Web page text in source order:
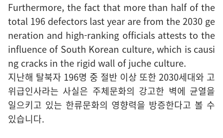
Furthermore, the fact that more than half of the
total 196 defectors last year are from the 2030 ge
neration and high-ranking officials attests to the
influence of South Korean culture, which is causi
ng cracks in the rigid wall of juche culture.
지난해 탈북자 196명 중 절반 이상 또한 2030세대와 고
위급인사라는 사실은 주체문화의 강고한 벽에 균열을
일으키고 있는 한류문화의 영향력을 방증한다고 볼 수
있습니다.